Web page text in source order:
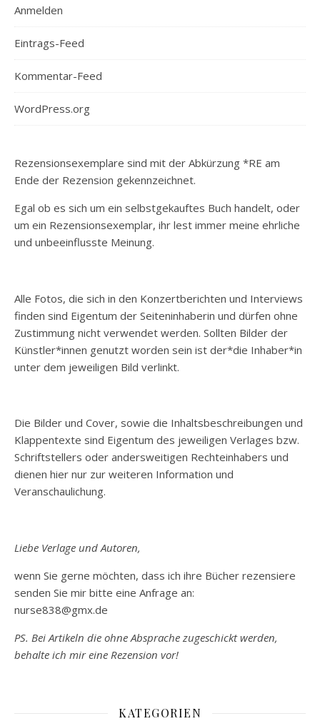
Anmelden
Eintrags-Feed
Kommentar-Feed
WordPress.org
Rezensionsexemplare sind mit der Abkürzung *RE am
Ende der Rezension gekennzeichnet.
Egal ob es sich um ein selbstgekauftes Buch handelt, oder
um ein Rezensionsexemplar, ihr lest immer meine ehrliche
und unbeeinflusste Meinung.
Alle Fotos, die sich in den Konzertberichten und Interviews
finden sind Eigentum der Seiteninhaberin und dürfen ohne
Zustimmung nicht verwendet werden. Sollten Bilder der
Künstler*innen genutzt worden sein ist der*die Inhaber*in
unter dem jeweiligen Bild verlinkt.
Die Bilder und Cover, sowie die Inhaltsbeschreibungen und
Klappentexte sind Eigentum des jeweiligen Verlages bzw.
Schriftstellers oder andersweitigen Rechteinhabers und
dienen hier nur zur weiteren Information und
Veranschaulichung.
Liebe Verlage und Autoren,
wenn Sie gerne möchten, dass ich ihre Bücher rezensiere
senden Sie mir bitte eine Anfrage an:
nurse838@gmx.de
PS. Bei Artikeln die ohne Absprache zugeschickt werden,
behalte ich mir eine Rezension vor!
KATEGORIEN